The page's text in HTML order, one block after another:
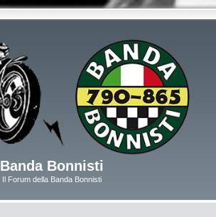
Banda Bonnisti
Il Forum della Banda Bonnisti